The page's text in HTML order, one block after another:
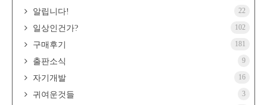
알립니다! 22
일상인건가? 102
구매후기 181
출판소식 9
자기개발 16
귀여운것들 3